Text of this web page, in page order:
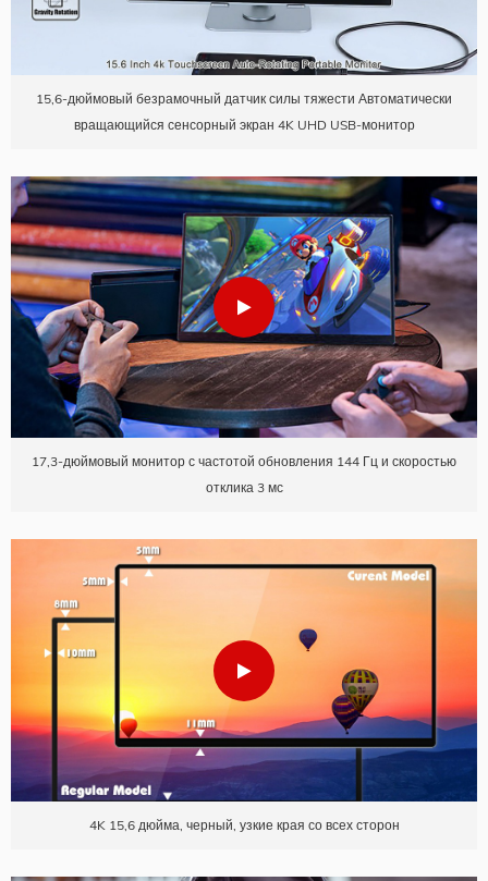
15,6-дюймовый безрамочный датчик силы тяжести Автоматически
вращающийся сенсорный экран 4K UHD USB-монитор
17,3-дюймовый монитор с частотой обновления 144 Гц и скоростью
отклика 3 мс
4K 15,6 дюйма, черный, узкие края со всех сторон